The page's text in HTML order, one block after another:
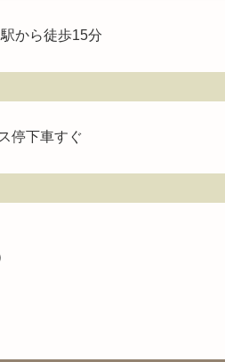
から徒歩15分
停下車すぐ